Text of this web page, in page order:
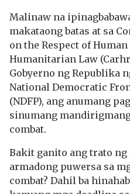
Malinaw na
makataong batas at sa
on the Respect of
Humanitarian Law
Gobyerno ng Republika
National Democratic
(NDFP), ang anumang
sinumang
combat.
Bakit ganito ang trato ng
armadong puwersa sa
combat? Dahil ba